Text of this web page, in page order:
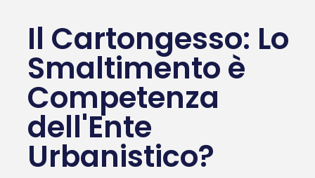
Il Cartongesso: Lo
Smaltimento è
Competenza
dell'Ente
Urbanistico?